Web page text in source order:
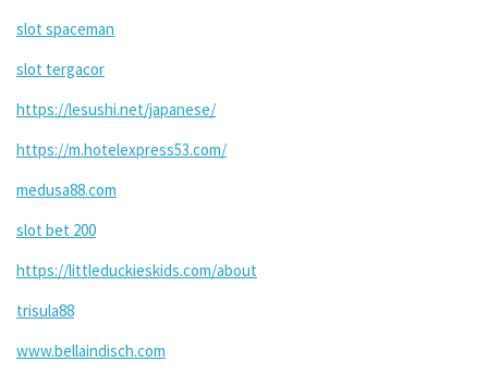
slot spaceman
slot tergacor
https://lesushi.net/japanese/
https://m.hotelexpress53.com/
medusa88.com
slot bet 200
https://littleduckieskids.com/about
trisula88
www.bellaindisch.com